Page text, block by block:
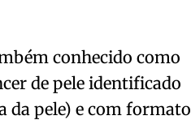
conhecido como
de pele identificado
da pele) e com formato